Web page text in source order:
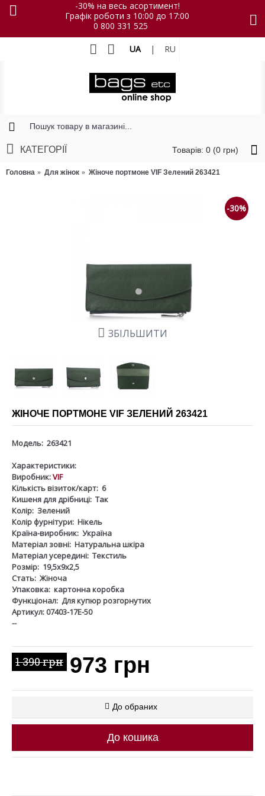
-30% на весь асортимент!
Графік роботи з 10:00 до 17:00
0 800 331 525
UA | RU
Товарів: 0 (0 грн)
КАТЕГОРІЇ
Головна Для жінок Жіноче портмоне VIF Зелений 263421
-30%
ЗБІЛЬШИТИ
ЖІНОЧЕ ПОРТМОНЕ VIF ЗЕЛЕНИЙ 263421
Модель: 263421
Характеристики:
Виробник:VIF
Кількість візиток/карт: 6
Кишеня для дрібниці: Так
Колір: Зелений
Колір фурнітури: Нікель
Країна-виробник: Україна
Матеріал зовні: Натуральна шкіра
Матеріал усередині: Текстиль
Розмір: 19,5х9х2,5
Стать: Жіноча
Упаковка: картонна коробка
Функціонал: Для купюр розгорнутих
Артикул: 07403-17Е-50
--
1 390 грн 973 грн
До обраних
До кошика